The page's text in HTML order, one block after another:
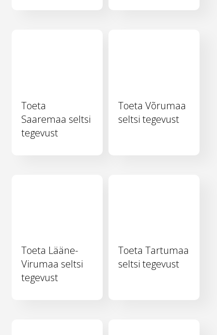
Toeta
Saaremaa seltsi
tegevust
Toeta Võrumaa
seltsi tegevust
Toeta Lääne-
Virumaa seltsi
tegevust
Toeta Tartumaa
seltsi tegevust